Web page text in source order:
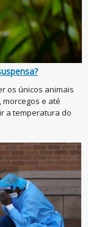
os únicos animais
e até
a temperatura do